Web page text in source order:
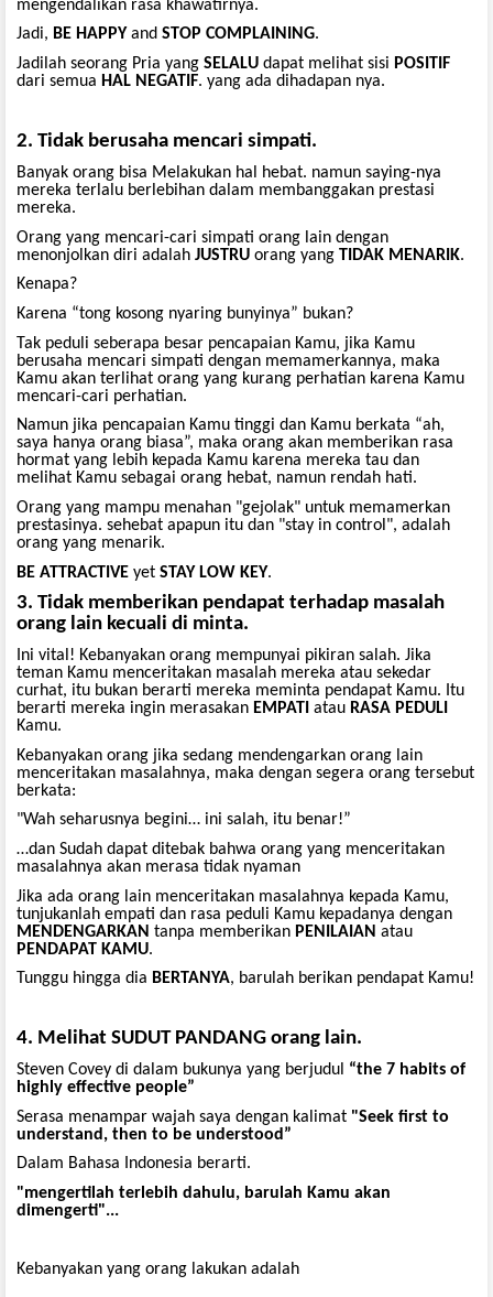
mengendalikan rasa khawatirnya.
Jadi, BE HAPPY and STOP COMPLAINING.
Jadilah seorang Pria yang SELALU dapat melihat sisi POSITIF
dari semua HAL NEGATIF. yang ada dihadapan nya.
2. Tidak berusaha mencari simpati.
Banyak orang bisa Melakukan hal hebat. namun saying-nya
mereka terlalu berlebihan dalam membanggakan prestasi
mereka.
Orang yang mencari-cari simpati orang lain dengan
menonjolkan diri adalah JUSTRU orang yang TIDAK MENARIK.
Kenapa?
Karena “tong kosong nyaring bunyinya” bukan?
Tak peduli seberapa besar pencapaian Kamu, jika Kamu
berusaha mencari simpati dengan memamerkannya, maka
Kamu akan terlihat orang yang kurang perhatian karena Kamu
mencari-cari perhatian.
Namun jika pencapaian Kamu tinggi dan Kamu berkata “ah,
saya hanya orang biasa”, maka orang akan memberikan rasa
hormat yang lebih kepada Kamu karena mereka tau dan
melihat Kamu sebagai orang hebat, namun rendah hati.
Orang yang mampu menahan "gejolak" untuk memamerkan
prestasinya. sehebat apapun itu dan "stay in control", adalah
orang yang menarik.
BE ATTRACTIVE yet STAY LOW KEY.
3. Tidak memberikan pendapat terhadap masalah
orang lain kecuali di minta.
Ini vital! Kebanyakan orang mempunyai pikiran salah. Jika
teman Kamu menceritakan masalah mereka atau sekedar
curhat, itu bukan berarti mereka meminta pendapat Kamu. Itu
berarti mereka ingin merasakan EMPATI atau RASA PEDULI
Kamu.
Kebanyakan orang jika sedang mendengarkan orang lain
menceritakan masalahnya, maka dengan segera orang tersebut
berkata:
"Wah seharusnya begini… ini salah, itu benar!”
…dan Sudah dapat ditebak bahwa orang yang menceritakan
masalahnya akan merasa tidak nyaman
Jika ada orang lain menceritakan masalahnya kepada Kamu,
tunjukanlah empati dan rasa peduli Kamu kepadanya dengan
MENDENGARKAN tanpa memberikan PENILAIAN atau
PENDAPAT KAMU.
Tunggu hingga dia BERTANYA, barulah berikan pendapat Kamu!
4. Melihat SUDUT PANDANG orang lain.
Steven Covey di dalam bukunya yang berjudul “the 7 habits of
highly effective people”
Serasa menampar wajah saya dengan kalimat "Seek first to
understand, then to be understood”
Dalam Bahasa Indonesia berarti.
"mengertilah terlebih dahulu, barulah Kamu akan
dimengerti"...
Kebanyakan yang orang lakukan adalah